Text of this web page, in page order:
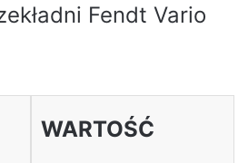
Fendt Vario
WARTOŚĆ